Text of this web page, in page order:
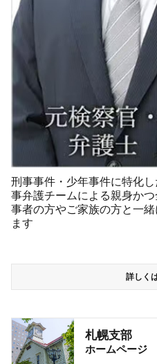
刑事事件・少年事件に特化
事弁護チームによる親身か
事者の方やご家族の方と一
ます
詳しく
札幌支部
ホームページ